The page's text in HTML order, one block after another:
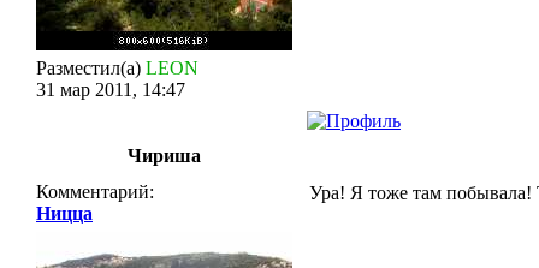
Разместил(а) LEON
31 мар 2011, 14:47
Чириша
Комментарий:
Ницца
Ура! Я тоже там побывала!